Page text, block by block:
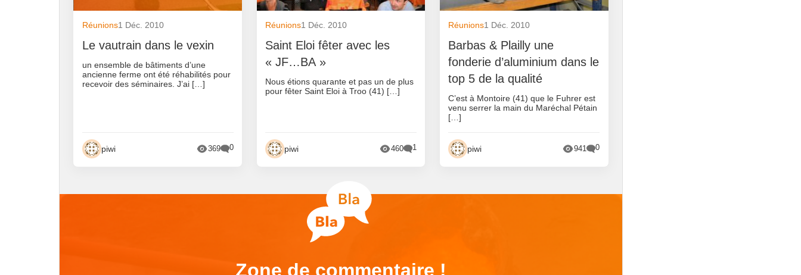
Réunions1 Déc. 2010
Le vautrain dans le vexin
un ensemble de bâtiments d’une
ancienne ferme ont été réhabilités pour
recevoir des séminaires. J’ai […]
piwi 369 0
Réunions1 Déc. 2010
Saint Eloi fêter avec les
« JF…BA »
Nous étions quarante et pas un de plus
pour fêter Saint Eloi à Troo (41) […]
piwi 460 1
Réunions1 Déc. 2010
Barbas & Plailly une
fonderie d’aluminium dans le
top 5 de la qualité
C’est à Montoire (41) que le Fuhrer est
venu serrer la main du Maréchal Pétain
[…]
piwi 941 0
Zone de commentaire !